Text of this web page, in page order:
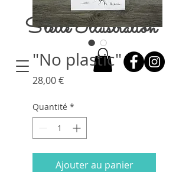
Stelle Illustration
"No plastic"
28,00 €Prix
Quantité *
Ajouter au panier